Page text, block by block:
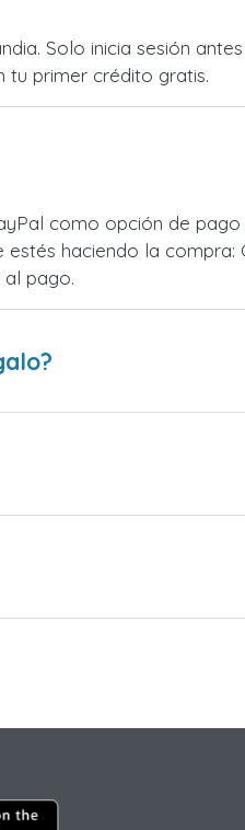
Solo inicia sesión
tu primer crédito gratis.
como opción de
haciendo la compra:
pago.